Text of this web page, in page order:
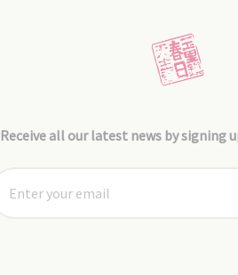
Receive all our latest news by signing